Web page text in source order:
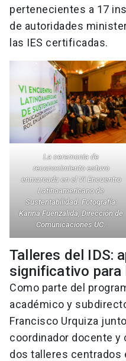
pertenecientes a 17
de autoridades
las IES certificadas.
La ceremonia de
reconocimiento estuvo
enmarcada en el VI Encuentro
Latinoamericano de
Sustentabilidad.Fotografía:
Karina Fuenzalida, Dirección de
Comunicaciones UC.
Talleres del IDS:
significativo
Como parte del
académico y
Francisco Urquiza
coordinador docente
dos talleres centrados